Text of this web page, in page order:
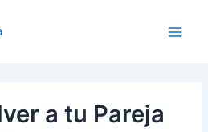
a tu Pareja